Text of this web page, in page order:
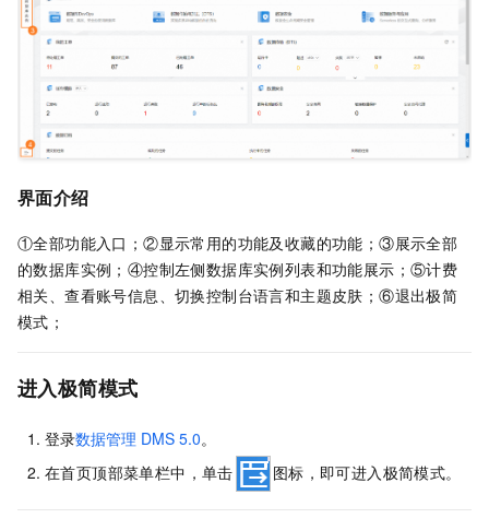
界面介绍
①全部功能入口；②显示常用的功能及收藏的功能；③展示全部
的数据库实例；④控制左侧数据库实例列表和功能展示；⑤计费
相关、查看账号信息、切换控制台语言和主题皮肤；⑥退出极简
模式；
进入极简模式
登录数据管理 DMS 5.0。
在首页顶部菜单栏中，单击
图标，即可进入极简模式。